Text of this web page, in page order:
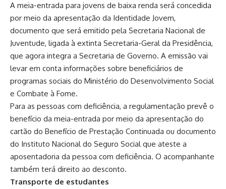
A meia-entrada para jovens de baixa renda será concedida
por meio da apresentação da Identidade Jovem,
documento que será emitido pela Secretaria Nacional de
Juventude, ligada à extinta Secretaria-Geral da Presidência,
que agora integra a Secretaria de Governo. A emissão vai
levar em conta informações sobre beneficiários de
programas sociais do Ministério do Desenvolvimento Social
e Combate à Fome.
Para as pessoas com deficiência, a regulamentação prevê o
benefício da meia-entrada por meio da apresentação do
cartão do Benefício de Prestação Continuada ou documento
do Instituto Nacional do Seguro Social que ateste a
aposentadoria da pessoa com deficiência. O acompanhante
também terá direito ao desconto.
Transporte de estudantes